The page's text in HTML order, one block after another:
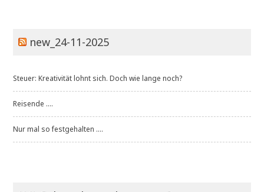
new_24-11-2025
Steuer: Kreativität lohnt sich. Doch wie lange noch?
Reisende ....
Nur mal so festgehalten ....